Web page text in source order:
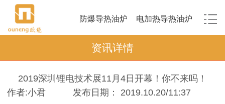
防爆导热油炉 电加热导热油炉
资讯详情
2019深圳锂电技术展11月4日开幕！你不来吗！
作者:小君
发布日期： 2019.10.20/11:37